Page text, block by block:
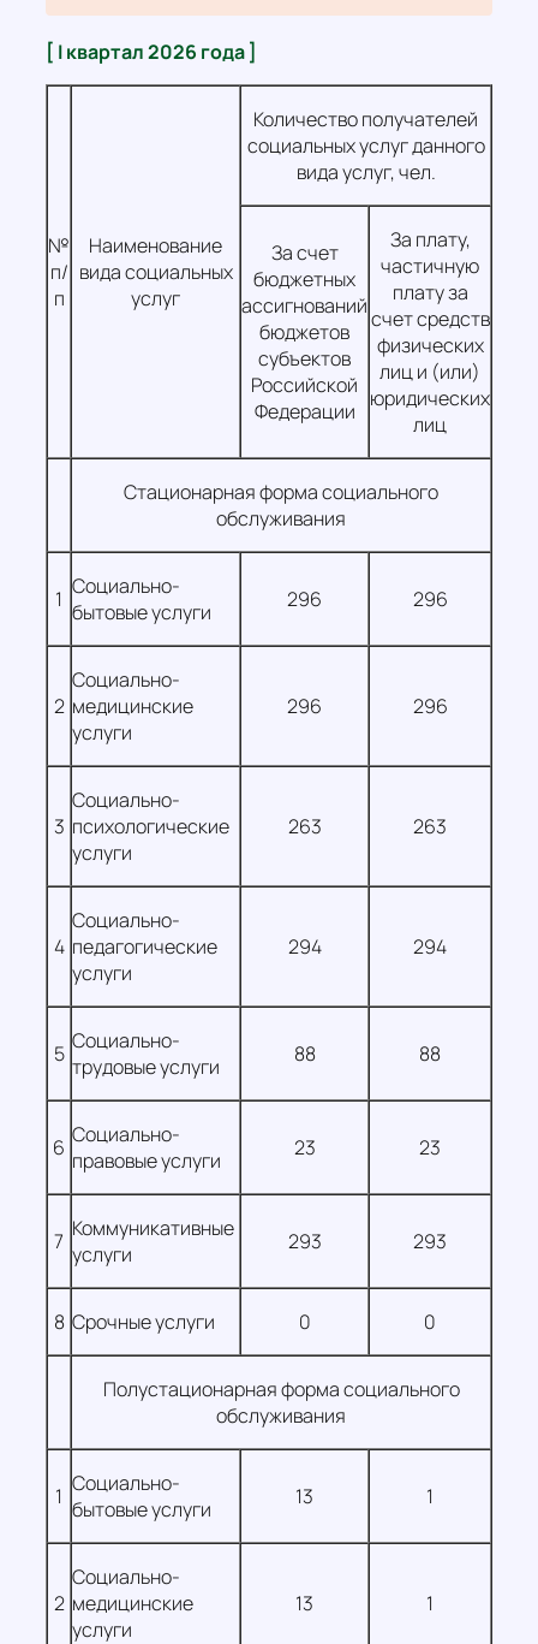
[ I квартал 2026 года ]
№
п/
п
Наименование
вида социальных
услуг
Количество получателей
социальных услуг данного
вида услуг, чел.
За счет
бюджетных
ассигнований
бюджетов
субъектов
Российской
Федерации
За плату,
частичную
плату за
счет средств
физических
лиц и (или)
юридических
лиц
Стационарная форма социального
обслуживания
1 Социально-
бытовые услуги
296 296
2
Социально-
медицинские
услуги
296 296
3
Социально-
психологические
услуги
263 263
4
Социально-
педагогические
услуги
294 294
5 Социально-
трудовые услуги
88 88
6 Социально-
правовые услуги
23 23
7 Коммуникативные
услуги
293 293
8 Срочные услуги 0 0
Полустационарная форма социального
обслуживания
1 Социально-
бытовые услуги
13 1
2
Социально-
медицинские
услуги
13 1